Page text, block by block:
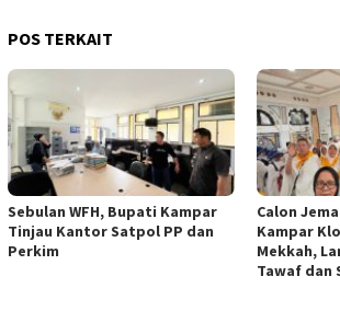
POS TERKAIT
Sebulan WFH, Bupati Kampar
Tinjau Kantor Satpol PP dan
Perkim
Calon
Kampar
Mekkah,
Tawaf dan